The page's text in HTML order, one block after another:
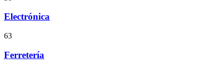
Electrónica
63
Ferretería